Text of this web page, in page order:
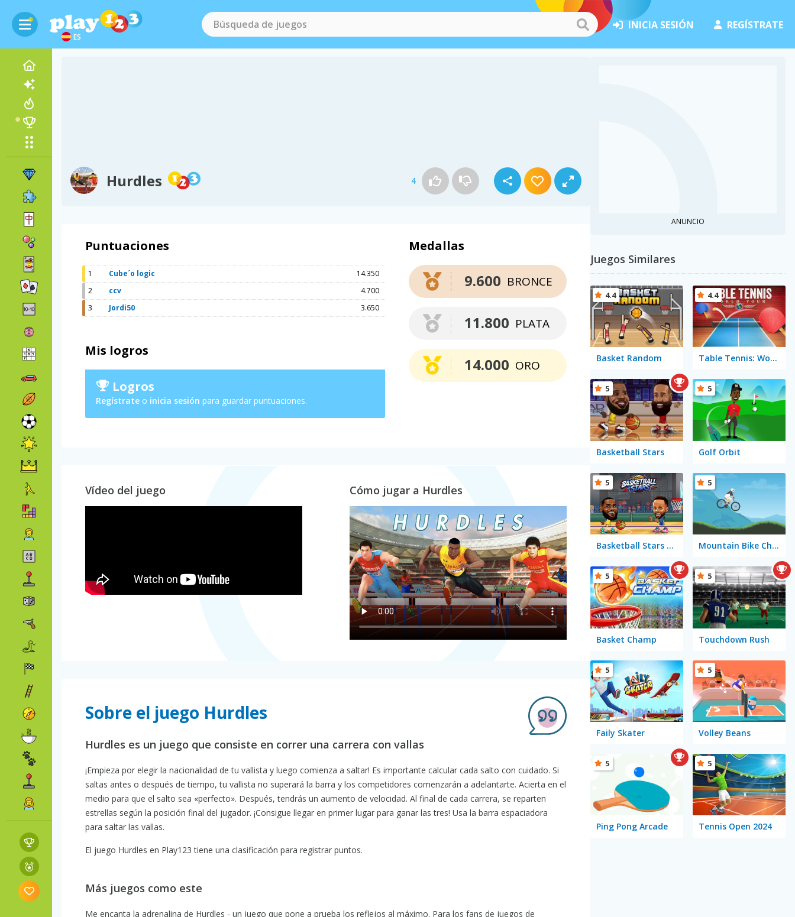
ES
INICIA SESIÓN REGÍSTRATE
Hurdles 4
Puntuaciones
1 Cube´o logic
14.350
2
ccv
4.700
3
Jordi50 3.650
Mis logros
Logros
Regístrate o inicia sesión para guardar puntuaciones.
Medallas
BRONCE
9.600
PLATA
11.800
ORO
14.000
Vídeo del juego Cómo jugar a Hurdles
Sobre el juego Hurdles
Hurdles es un juego que consiste en correr una carrera con vallas
¡Empieza por elegir la nacionalidad de tu vallista y luego comienza a saltar! Es importante calcular cada salto con cuidado. Si
saltas antes o después de tiempo, tu vallista no superará la barra y los competidores comenzarán a adelantarte. Acierta en el
medio para que el salto sea «perfecto». Después, tendrás un aumento de velocidad. Al final de cada carrera, se reparten
estrellas según la posición final del jugador. ¡Consigue llegar en primer lugar para ganar las tres! Usa la barra espaciadora
para saltar las vallas.
El juego Hurdles en Play123 tiene una clasificación para registrar puntos.
Más juegos como este
Me encanta la adrenalina de Hurdles - un juego que pone a prueba los reflejos al máximo. Para los fans de juegos de
ANUNCIO
Juegos Similares
Basket Random
4.4
Table Tennis: World Tour
4.4
Basketball Stars
5
Golf Orbit
5
Basketball Stars 2026
5
Mountain Bike Challenge
5
Basket Champ
5
Touchdown Rush
5
Faily Skater
5
Volley Beans
5
Ping Pong Arcade
5
Tennis Open 2024
5